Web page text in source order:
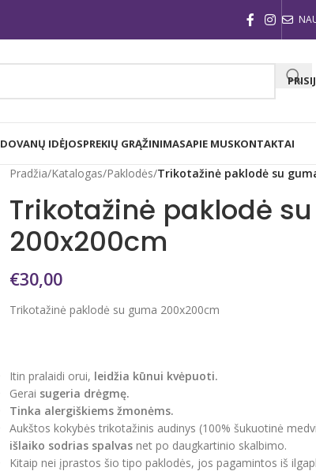
DOVANŲ IDĖJOSPREKIŲ GRĄŽINIMASAPIE MUSKONTAKTAI
Pradžia/Katalogas/Paklodės/Trikotažinė paklodė su
Trikotažinė paklodė
200x200cm
€30,00
Trikotažinė paklodė su guma 200x200cm
Itin pralaidi orui, leidžia kūnui kvėpuoti.
Gerai sugeria drėgmę.
Tinka alergiškiems žmonėms.
Aukštos kokybės trikotažinis audinys (100% šukuotinė
išlaiko sodrias spalvasnet po daugkartinio skalbimo.
Kitaip nei įprastos šio tipo paklodės, jos pagamintos iš